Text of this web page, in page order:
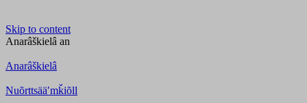
Skip to content
Anarâškielâ an
Anarâškielâ
Nuõrttsääʹmǩiõll